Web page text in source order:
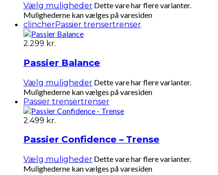
Vælg muligheder Dette vare har flere varianter.
Mulighederne kan vælges på varesiden
clincherPassier trensertrenser
2.299 kr.
Passier Balance
Vælg muligheder Dette vare har flere varianter.
Mulighederne kan vælges på varesiden
Passier trensertrenser
2.499 kr.
Passier Confidence – Trense
Vælg muligheder Dette vare har flere varianter.
Mulighederne kan vælges på varesiden